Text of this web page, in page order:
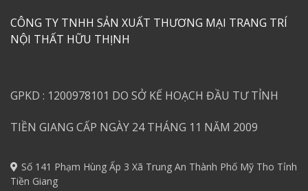
CÔNG TY TNHH SẢN XUẤT THƯƠNG MẠI TRANG TRÍ
NỘI THẤT HỮU THỊNH
GPKD : 1200978101 DO SỞ KẾ HOẠCH ĐẦU TƯ TỈNH
TIỀN GIANG CẤP NGÀY 24 THÁNG 11 NĂM 2009
Số 141 Phạm Hùng Ấp 3 Xã Trung An Thành Phố Mỹ Tho Tỉnh
Tiền Giang